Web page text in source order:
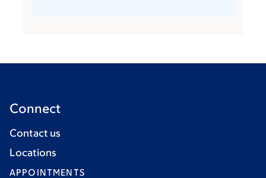
Connect
Contact us
Locations
APPOINTMENTS